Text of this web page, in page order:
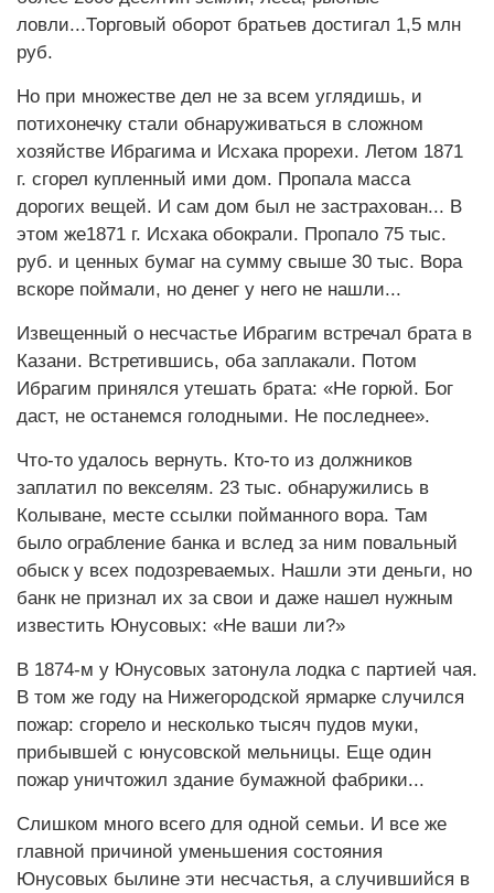
ловли...Торговый оборот братьев достигал 1,5 млн
руб.
Но при множестве дел не за всем углядишь, и
потихонечку стали обнаруживаться в сложном
хозяйстве Ибрагима и Исхака прорехи. Летом 1871
г. сгорел купленный ими дом. Пропала масса
дорогих вещей. И сам дом был не застрахован... В
этом же1871 г. Исхака обокрали. Пропало 75 тыс.
руб. и ценных бумаг на сумму свыше 30 тыс. Вора
вскоре поймали, но денег у него не нашли...
Извещенный о несчастье Ибрагим встречал брата в
Казани. Встретившись, оба заплакали. Потом
Ибрагим принялся утешать брата: «Не горюй. Бог
даст, не останемся голодными. Не последнее».
Что-то удалось вернуть. Кто-то из должников
заплатил по векселям. 23 тыс. обнаружились в
Колыване, месте ссылки пойманного вора. Там
было ограбление банка и вслед за ним повальный
обыск у всех подозреваемых. Нашли эти деньги, но
банк не признал их за свои и даже нашел нужным
известить Юнусовых: «Не ваши ли?»
В 1874-м у Юнусовых затонула лодка с партией чая.
В том же году на Нижегородской ярмарке случился
пожар: сгорело и несколько тысяч пудов муки,
прибывшей с юнусовской мельницы. Еще один
пожар уничтожил здание бумажной фабрики...
Слишком много всего для одной семьи. И все же
главной причиной уменьшения состояния
Юнусовых былине эти несчастья, а случившийся в